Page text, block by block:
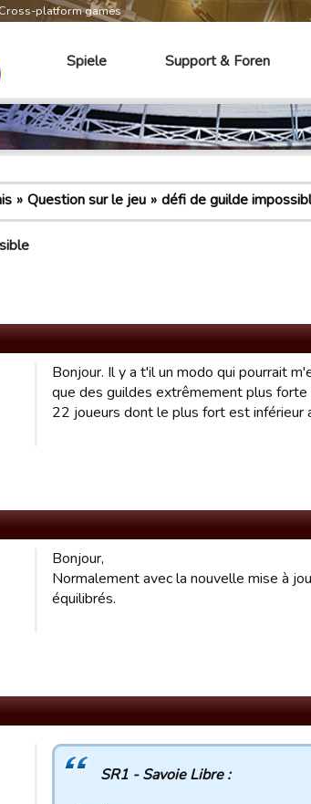
platform games
Spiele Support & Foren
Question sur le jeu défi de guilde
Bonjour. Il y a t'il un modo qui pourrait
que des guildes extrêmement plus forte
22 joueurs dont le plus fort est inférieur
Bonjour,
Normalement avec la nouvelle mise à
équilibrés.
SR1 - Savoie Libre :